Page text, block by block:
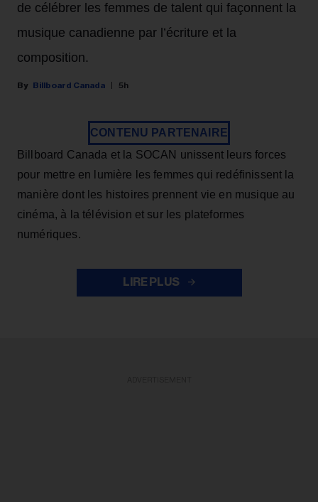
de célébrer les femmes de talent qui façonnent la
musique canadienne par l’écriture et la
composition.
Billboard Canada 5h
CONTENU PARTENAIRE
Billboard Canada et la SOCAN unissent leurs forces
pour mettre en lumière les femmes qui redéfinissent la
manière dont les histoires prennent vie en musique au
cinéma, à la télévision et sur les plateformes
numériques.
LIRE PLUS